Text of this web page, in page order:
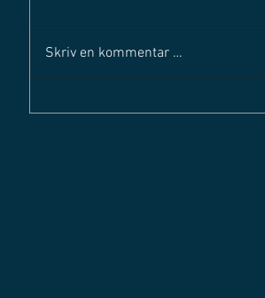
Skriv en kommentar …